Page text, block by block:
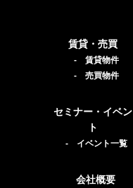
賃貸・売買
- 賃貸物件
- 売買物件
セミナー・イベン
ト
- イベント一覧
会社概要